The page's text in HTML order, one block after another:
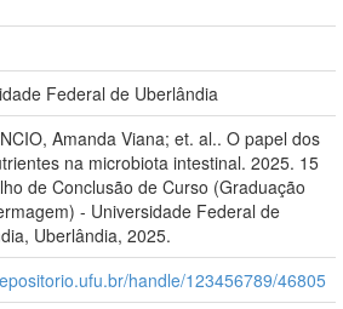
Federal de Uberlândia
Amanda Viana; et. al.. O papel dos
na microbiota intestinal. 2025. 15
de Conclusão de Curso (Graduação
- Universidade Federal de
Uberlândia, 2025.
handle/123456789/46805